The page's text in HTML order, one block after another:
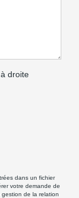
droite
dans un fichier
votre demande de
de la relation